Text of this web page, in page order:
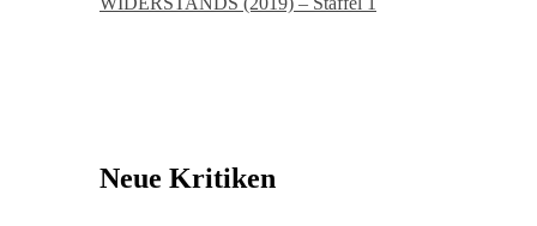
Neue Kritiken